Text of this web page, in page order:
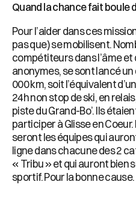
Quand la chance fait boule
Pour l’aider dans ces
pas que) se mobilisent.
compétiteurs dans l’âme et
anonymes, se sont lancé
000 km, soit l’équivalent
24h non stop de ski, en
piste du Grand-Bo’. Ils
participer à Glisse en
seront les équipes qui
ligne dans chacune des 2
« Tribu » et qui auront bien
sportif. Pour la bonne cause.